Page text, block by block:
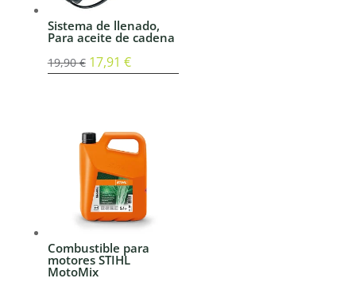
Sistema de llenado,
Para aceite de cadena
19,90€ El
19,90 €.
17,91 €El
17,91 €.
Combustible para
motores STIHL
MotoMix